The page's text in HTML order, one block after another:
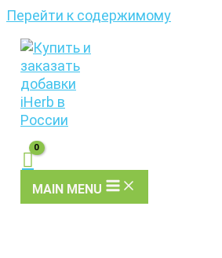
Перейти к содержимому
MAIN MENU